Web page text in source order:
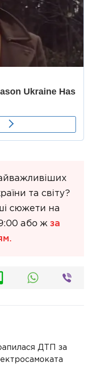
та світу?
сюжети на
або ж за
ДТП за